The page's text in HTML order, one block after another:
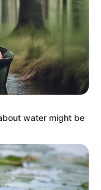
water might be